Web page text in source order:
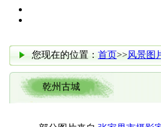
您现在的位置： 首页>>风景图
乾州古城